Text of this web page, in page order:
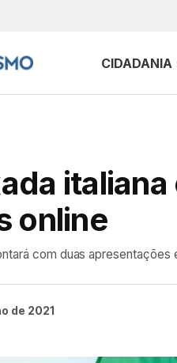
CIDADANIA
online
com duas apresentações
de 2021